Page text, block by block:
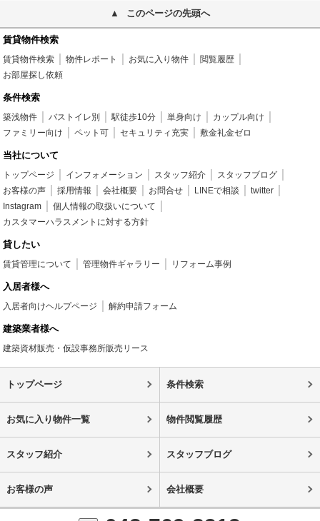
このページの先頭へ
賃貸物件検索
賃貸物件検索 物件レポート お気に入り物件
閲覧履歴
お部屋探し依頼
条件検索
築浅物件 バストイレ別 駅徒歩10分 単身向け
カップル向け
ファミリー向け
ペット可 セキュリティ充実 敷金礼金ゼロ
当社について
トップページ インフォメーション スタッフ紹介
スタッフブログ
お客様の声
採用情報 会社概要 お問合せ LINEで相談
twitter
Instagram
個人情報の取扱いについて
カスタマーハラスメントに対する方針
貸したい
賃貸管理について 管理物件ギャラリー リフォーム事例
入居者様へ
入居者向けヘルプページ 解約申請フォーム
建築業者様へ
建築資材販売・仮設事務所販売リース
トップページ 条件検索
お気に入り物件一覧 物件閲覧履歴
スタッフ紹介 スタッフブログ
お客様の声 会社概要